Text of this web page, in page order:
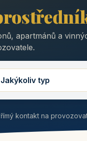
apartmánů a
kontakt na